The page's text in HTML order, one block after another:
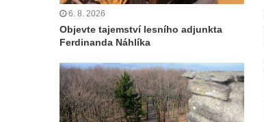
6. 8. 2026
Objevte tajemství lesního adjunkta
Ferdinanda Náhlíka